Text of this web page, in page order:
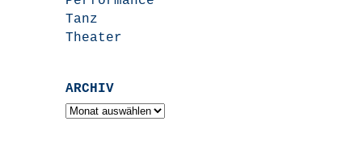
Tanz
Theater
ARCHIV
Archiv